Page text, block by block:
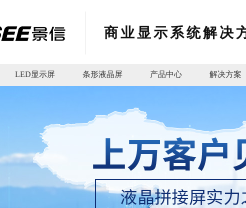
商业显示系统解决
LED显示屏 条形液晶屏 产品中心 解决方案